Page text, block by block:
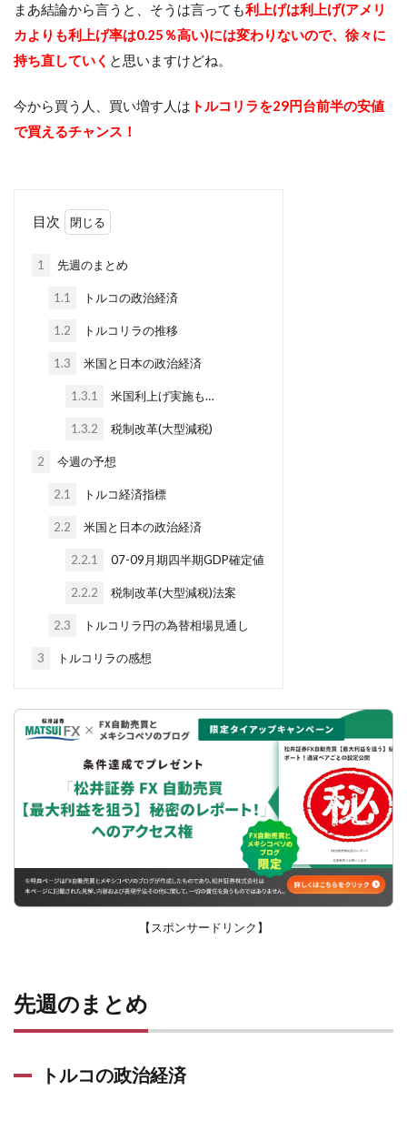
まあ結論から言うと、そうは言っても利上げは利上げ(アメリ
カよりも利上げ率は0.25％高い)には変わりないので、徐々に
持ち直していく と思いますけどね。
今から買う人、買い増す人は トルコリラを29円台前半の安値
で買えるチャンス！
目次
1 先週のまとめ
1.1 トルコの政治経済
1.2 トルコリラの推移
1.3 米国と日本の政治経済
1.3.1 米国利上げ実施も…
1.3.2 税制改革(大型減税)
2 今週の予想
2.1 トルコ経済指標
2.2 米国と日本の政治経済
2.2.1 07-09月期四半期GDP確定値
2.2.2 税制改革(大型減税)法案
2.3 トルコリラ円の為替相場見通し
3 トルコリラの感想
【スポンサードリンク】
先週のまとめ
トルコの政治経済